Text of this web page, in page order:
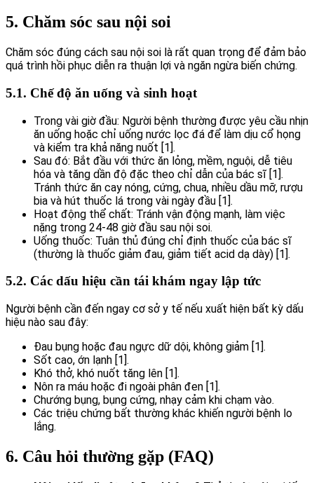
5. Chăm sóc sau nội soi
Chăm sóc đúng cách sau nội soi là rất quan trọng để đảm bảo
quá trình hồi phục diễn ra thuận lợi và ngăn ngừa biến chứng.
5.1. Chế độ ăn uống và sinh hoạt
Trong vài giờ đầu: Người bệnh thường được yêu cầu nhịn
ăn uống hoặc chỉ uống nước lọc đá để làm dịu cổ họng
và kiểm tra khả năng nuốt [1].
Sau đó: Bắt đầu với thức ăn lỏng, mềm, nguội, dễ tiêu
hóa và tăng dần độ đặc theo chỉ dẫn của bác sĩ [1].
Tránh thức ăn cay nóng, cứng, chua, nhiều dầu mỡ, rượu
bia và hút thuốc lá trong vài ngày đầu [1].
Hoạt động thể chất: Tránh vận động mạnh, làm việc
nặng trong 24-48 giờ đầu sau nội soi.
Uống thuốc: Tuân thủ đúng chỉ định thuốc của bác sĩ
(thường là thuốc giảm đau, giảm tiết acid dạ dày) [1].
5.2. Các dấu hiệu cần tái khám ngay lập tức
Người bệnh cần đến ngay cơ sở y tế nếu xuất hiện bất kỳ dấu
hiệu nào sau đây:
Đau bụng hoặc đau ngực dữ dội, không giảm [1].
Sốt cao, ớn lạnh [1].
Khó thở, khó nuốt tăng lên [1].
Nôn ra máu hoặc đi ngoài phân đen [1].
Chướng bụng, bụng cứng, nhạy cảm khi chạm vào.
Các triệu chứng bất thường khác khiến người bệnh lo
lắng.
6. Câu hỏi thường gặp (FAQ)